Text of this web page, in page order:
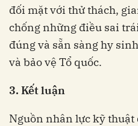
đối mặt với thử thách,
chống những điều sai
đúng và sẵn sàng hy
và bảo vệ Tổ quốc.
3. Kết luận
Nguồn nhân lực kỹ